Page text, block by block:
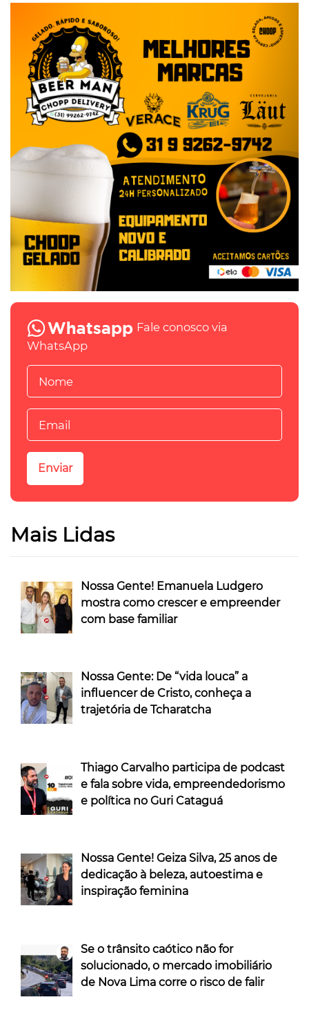
Fale conosco via
WhatsApp
Mais Lidas
Nossa Gente! Emanuela Ludgero
mostra como crescer e empreender
com base familiar
Nossa Gente: De “vida louca” a
influencer de Cristo, conheça a
trajetória de Tcharatcha
Thiago Carvalho participa de podcast
e fala sobre vida, empreendedorismo
e política no Guri Cataguá
Nossa Gente! Geiza Silva, 25 anos de
dedicação à beleza, autoestima e
inspiração feminina
Se o trânsito caótico não for
solucionado, o mercado imobiliário
de Nova Lima corre o risco de falir